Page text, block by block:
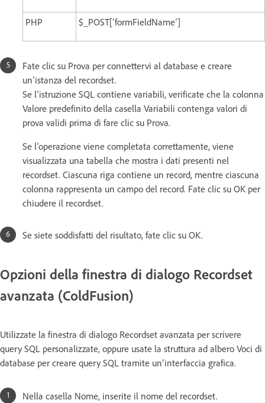
PHP $_POST[’formFieldName’]
Fate clic su Prova per connettervi al database e creare
un’istanza del recordset.
Se l’istruzione SQL contiene variabili, verificate che la colonna
Valore predefinito della casella Variabili contenga valori di
prova validi prima di fare clic su Prova.
Se l’operazione viene completata correttamente, viene
visualizzata una tabella che mostra i dati presenti nel
recordset. Ciascuna riga contiene un record, mentre ciascuna
colonna rappresenta un campo del record. Fate clic su OK per
chiudere il recordset.
Se siete soddisfatti del risultato, fate clic su OK.
Opzioni della finestra di dialogo Recordset
avanzata (ColdFusion)
Utilizzate la finestra di dialogo Recordset avanzata per scrivere
query SQL personalizzate, oppure usate la struttura ad albero Voci di
database per creare query SQL tramite un’interfaccia grafica.
Nella casella Nome, inserite il nome del recordset.